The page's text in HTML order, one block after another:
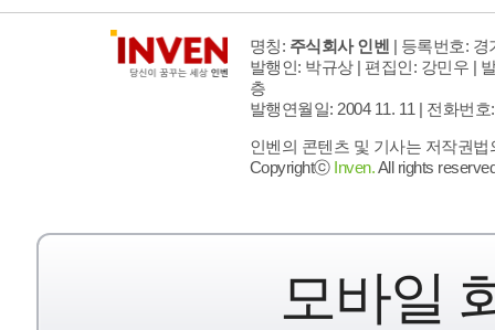
명칭: 주식회사 인벤 | 등록번호: 경
발행인: 박규상 | 편집인: 강민우 |
층
발행연월일: 2004 11. 11 | 전화번호
인벤의 콘텐츠 및 기사는 저작권
Copyrightⓒ Inven.All rights
모바일